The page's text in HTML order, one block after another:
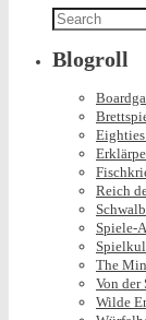
Search
for:
Blogroll
Reich
Spiele-
The
Von der
Wilde